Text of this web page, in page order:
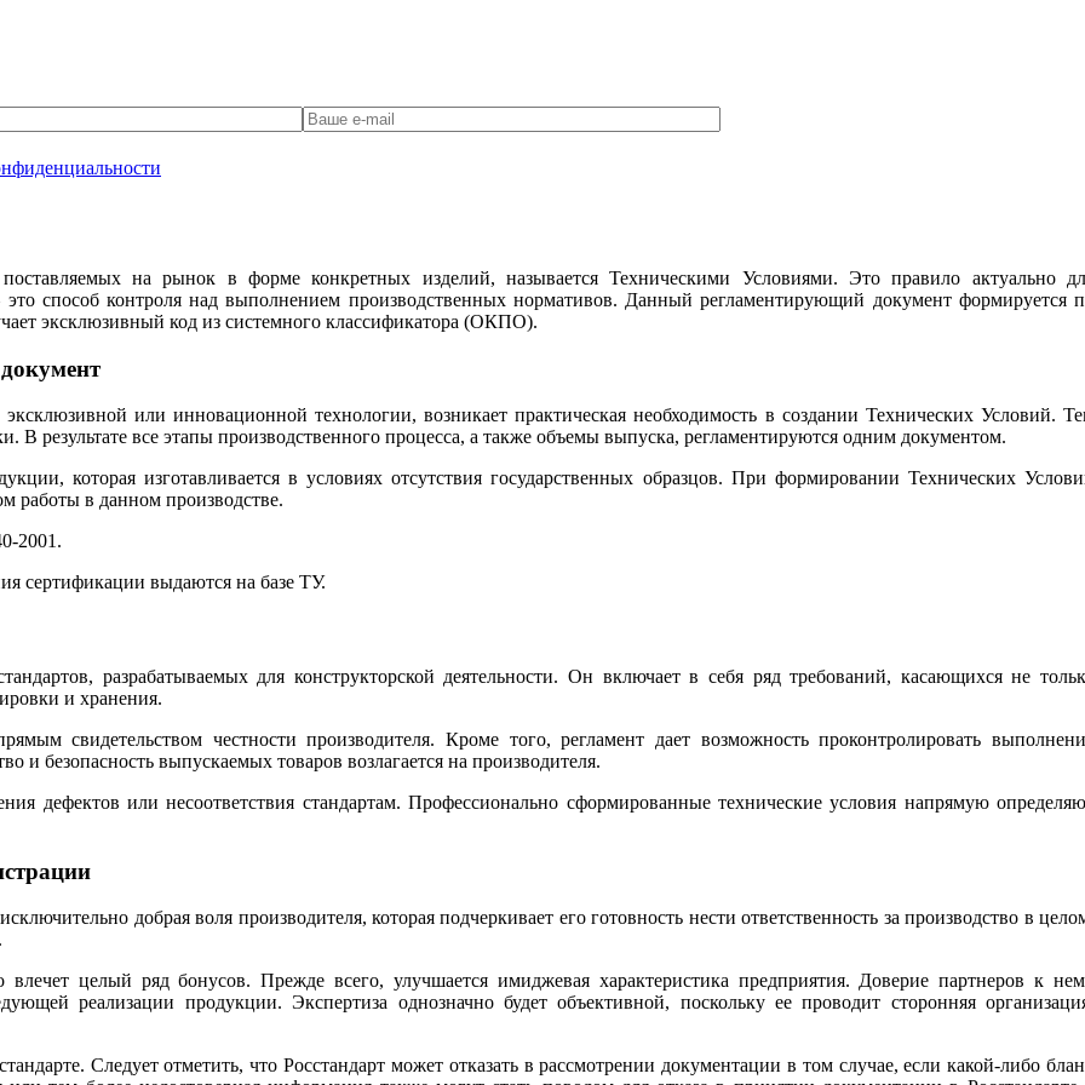
на рынок в форме конкретных изделий, называется Техническими Условиями. Это правило актуально
способ контроля над выполнением производственных нормативов. Данный регламентирующий документ формируется
эксклюзивный код из системного классификатора (ОКПО).
или инновационной технологии, возникает практическая необходимость в создании Технических Условий.
В результате все этапы производственного процесса, а также объемы выпуска, регламентируются одним документом.
которая изготавливается в условиях отсутствия государственных образцов. При формировании Технических
работы в данном производстве.
2001.
сертификации выдаются на базе ТУ.
разрабатываемых для конструкторской деятельности. Он включает в себя ряд требований, касающихся не
и хранения.
свидетельством честности производителя. Кроме того, регламент дает возможность проконтролировать
и безопасность выпускаемых товаров возлагается на производителя.
дефектов или несоответствия стандартам. Профессионально сформированные технические условия напрямую
добрая воля производителя, которая подчеркивает его готовность нести ответственность за производство в
целый ряд бонусов. Прежде всего, улучшается имиджевая характеристика предприятия. Доверие партнеров к
реализации продукции. Экспертиза однозначно будет объективной, поскольку ее проводит сторонняя
Следует отметить, что Росстандарт может отказать в рассмотрении документации в том случае, если какой-либо